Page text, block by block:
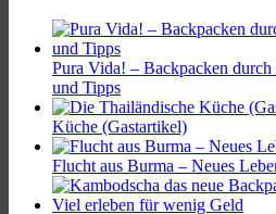
Pura Vida! – Backpacken
und Tipps
Küche (Gastartikel)
Flucht aus Burma – Neues